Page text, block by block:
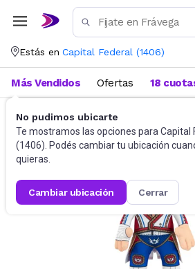
Estás en Capital Federal (1406)
No pudimos ubicarte
Te mostramos las opciones para Capital
(1406). Podés cambiar tu ubicación
quieras.
cambiar ubicación cerrar
Más Vendidos Ofertas 18
Juguetes y Juegos